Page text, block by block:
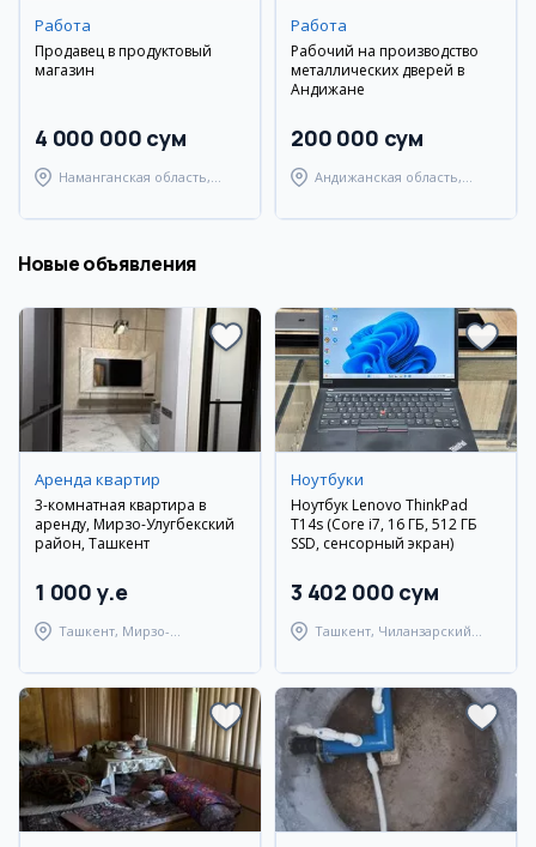
Работа
Продавец в продуктовый
магазин
4 000 000 сум
Наманганская область,
Работа
Рабочий на производство
металлических дверей в
Андижане
200 000 сум
Андижанская область,
Новые объявления
Аренда квартир
3-комнатная квартира в
аренду, Мирзо-Улугбекский
район, Ташкент
1 000 y.e
Ташкент, Мирзо-
Ноутбуки
Ноутбук Lenovo ThinkPad
T14s (Core i7, 16 ГБ, 512 ГБ
SSD, сенсорный экран)
3 402 000 сум
Ташкент, Чиланзарский